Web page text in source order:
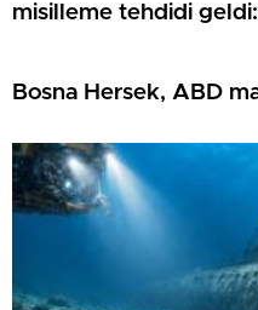
misilleme tehdidi
Bosna Hersek, ABD